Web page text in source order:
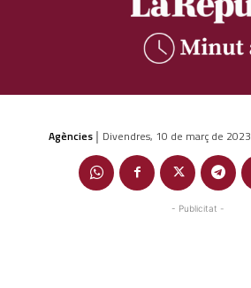
Agències | Divendres, 10 de març de 2023
- Publicitat -